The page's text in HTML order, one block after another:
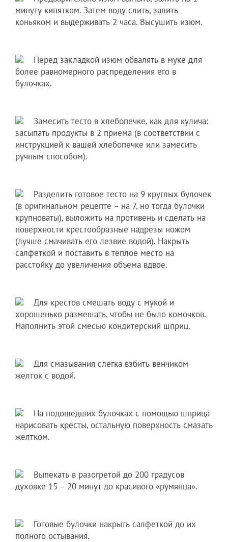
минуту кипятком. Затем воду слить, залить
коньяком и выдерживать 2 часа. Высушить изюм.
Перед закладкой изюм обвалять в муке для
более равномерного распределения его в
булочках.
Замесить тесто в хлебопечке, как для кулича:
засыпать продукты в 2 приема (в соответствии с
инструкцией к вашей хлебопечке или замесить
ручным способом).
Разделить готовое тесто на 9 круглых булочек
(в оригинальном рецепте – на 7, но тогда булочки
крупноваты), выложить на противень и сделать на
поверхности крестообразные надрезы ножом
(лучше смачивать его лезвие водой). Накрыть
салфеткой и поставить в теплое место на
расстойку до увеличения объема вдвое.
Для крестов смешать воду с мукой и
хорошенько размешать, чтобы не было комочков.
Наполнить этой смесью кондитерский шприц.
Для смазывания слегка взбить венчиком
желток с водой.
На подошедших булочках с помощью шприца
нарисовать кресты, остальную поверхность смазать
желтком.
Выпекать в разогретой до 200 градусов
духовке 15 – 20 минут до красивого «румянца».
Готовые булочки накрыть салфеткой до их
полного остывания.